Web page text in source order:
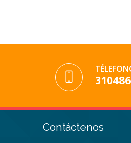
Contáctenos